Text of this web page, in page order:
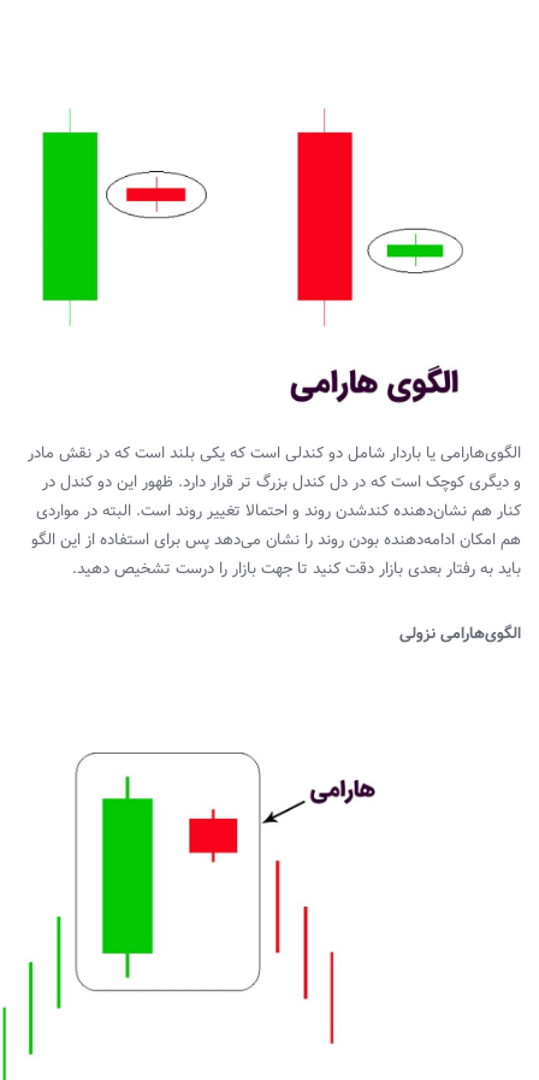
الگوی‌هارامی یا باردار شامل دو کندلی است که یکی بلند است که در نقش مادر
و دیگری کوچک است که در دل کندل بزرگ تر قرار دارد. ظهور این دو کندل در
کنار هم نشان‌دهنده کند‌شدن روند و احتمالا تغییر روند است. البته در مواردی
هم امکان ادامه‌دهنده بودن روند را نشان می‌دهد پس برای استفاده از این الگو
باید به رفتار بعدی بازار دقت کنید تا جهت بازار را درست تشخیص دهید.
الگوی‌هارامی نزولی